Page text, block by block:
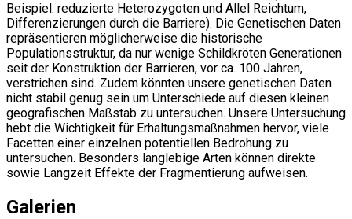
Beispiel: reduzierte Heterozygoten und Allel Reichtum,
Differenzierungen durch die Barriere). Die Genetischen Daten
repräsentieren möglicherweise die historische
Populationsstruktur, da nur wenige Schildkröten Generationen
seit der Konstruktion der Barrieren, vor ca. 100 Jahren,
verstrichen sind. Zudem könnten unsere genetischen Daten
nicht stabil genug sein um Unterschiede auf diesen kleinen
geografischen Maßstab zu untersuchen. Unsere Untersuchung
hebt die Wichtigkeit für Erhaltungsmaßnahmen hervor, viele
Facetten einer einzelnen potentiellen Bedrohung zu
untersuchen. Besonders langlebige Arten können direkte
sowie Langzeit Effekte der Fragmentierung aufweisen.
Galerien